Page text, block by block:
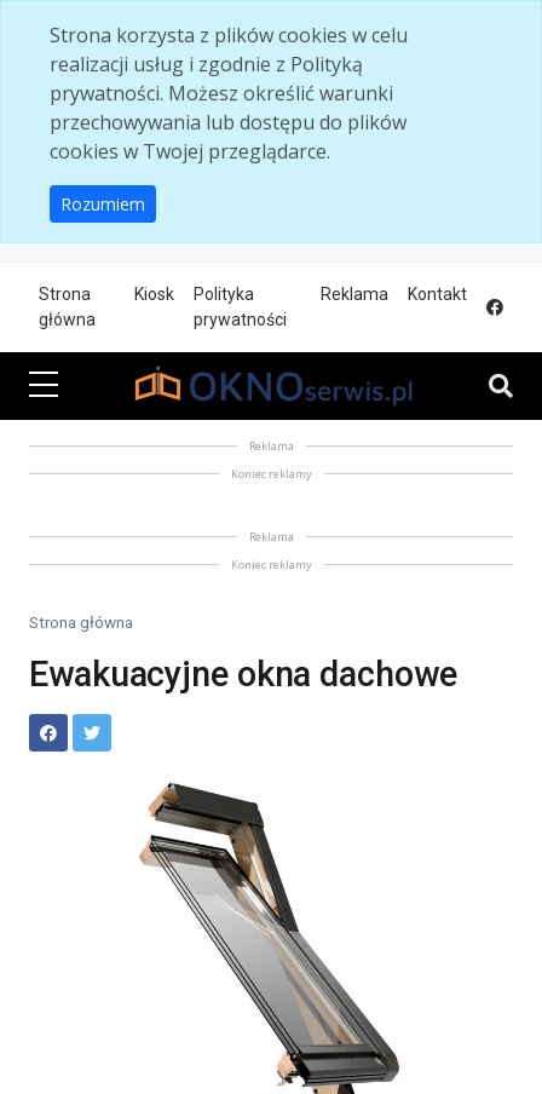
Strona korzysta z plików cookies w celu
realizacji usług i zgodnie z Polityką
prywatności. Możesz określić warunki
przechowywania lub dostępu do plików
cookies w Twojej przeglądarce.
Rozumiem
Strona
główna
Kiosk
Polityka
prywatności
Reklama Kontakt
Reklama
Koniec reklamy
Reklama
Koniec reklamy
Strona główna
Ewakuacyjne okna dachowe